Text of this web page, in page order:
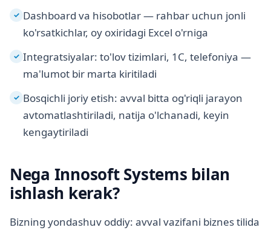
✓ Dashboard va hisobotlar — rahbar uchun jonli
ko'rsatkichlar, oy oxiridagi Excel o'rniga
✓ Integratsiyalar: to'lov tizimlari, 1C, telefoniya —
ma'lumot bir marta kiritiladi
✓ Bosqichli joriy etish: avval bitta og'riqli jarayon
avtomatlashtiriladi, natija o'lchanadi, keyin
kengaytiriladi
Nega Innosoft Systems bilan
ishlash kerak?
Bizning yondashuv oddiy: avval vazifani biznes tilida